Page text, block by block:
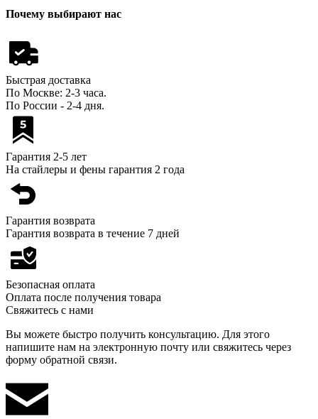
Почему выбирают нас
Быстрая доставка
По Москве: 2-3 часа.
По России - 2-4 дня.
Гарантия 2-5 лет
На стайлеры и фены гарантия 2 года
Гарантия возврата
Гарантия возврата в течение 7 дней
Безопасная оплата
Оплата после получения товара
Свяжитесь с нами
Вы можете быстро получить консультацию. Для этого
напишите нам на электронную почту или свяжитесь через
форму обратной связи.